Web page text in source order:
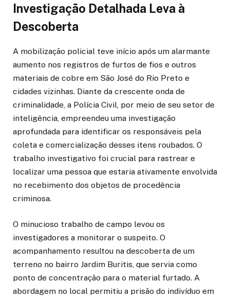
Investigação Detalhada Leva à
Descoberta
A mobilização policial teve início após um alarmante
aumento nos registros de furtos de fios e outros
materiais de cobre em São José do Rio Preto e
cidades vizinhas. Diante da crescente onda de
criminalidade, a Polícia Civil, por meio de seu setor de
inteligência, empreendeu uma investigação
aprofundada para identificar os responsáveis pela
coleta e comercialização desses itens roubados. O
trabalho investigativo foi crucial para rastrear e
localizar uma pessoa que estaria ativamente envolvida
no recebimento dos objetos de procedência
criminosa.
O minucioso trabalho de campo levou os
investigadores a monitorar o suspeito. O
acompanhamento resultou na descoberta de um
terreno no bairro Jardim Buritis, que servia como
ponto de concentração para o material furtado. A
abordagem no local permitiu a prisão do indivíduo em